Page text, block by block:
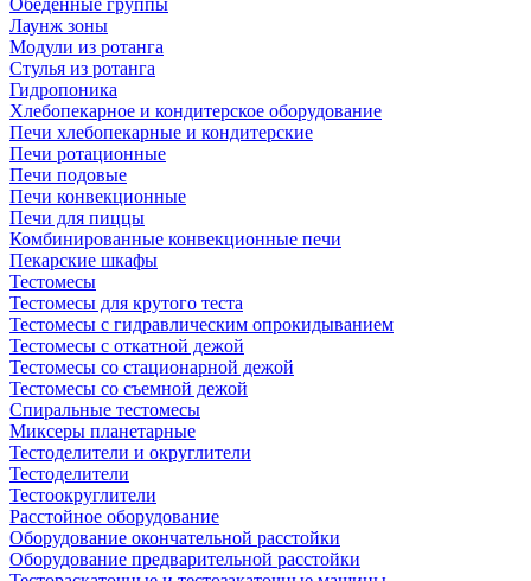
Обеденные группы
Лаунж зоны
Модули из ротанга
Стулья из ротанга
Гидропоника
Хлебопекарное и кондитерское оборудование
Печи хлебопекарные и кондитерские
Печи ротационные
Печи подовые
Печи конвекционные
Печи для пиццы
Комбинированные конвекционные печи
Пекарские шкафы
Тестомесы
Тестомесы для крутого теста
Тестомесы с гидравлическим опрокидыванием
Тестомесы с откатной дежой
Тестомесы со стационарной дежой
Тестомесы со съемной дежой
Спиральные тестомесы
Миксеры планетарные
Тестоделители и округлители
Тестоделители
Тестоокруглители
Расстойное оборудование
Оборудование окончательной расстойки
Оборудование предварительной расстойки